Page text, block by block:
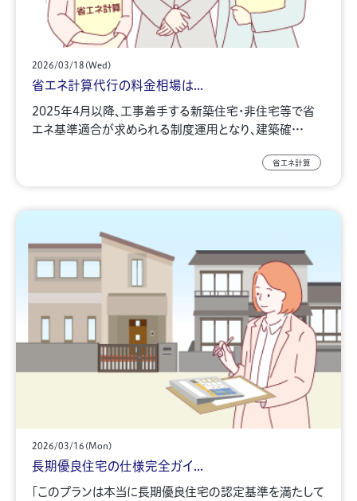
2026/03/18(Wed)
省エネ計算代行の料金相場は...
2025年4月以降、工事着手する新築住宅・非住宅等で省
エネ基準適合が求められる制度運用となり、建築確…
省エネ計算
2026/03/16(Mon)
長期優良住宅の仕様完全ガイ...
「このプランは本当に長期優良住宅の認定基準を満たして